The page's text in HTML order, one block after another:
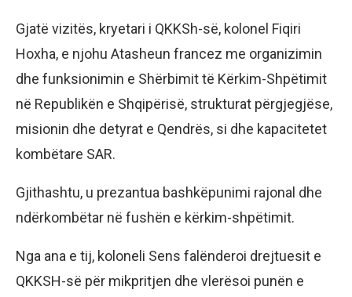
Gjatë vizitës, kryetari i QKKSh-së, kolonel Fiqiri
Hoxha, e njohu Atasheun francez me organizimin
dhe funksionimin e Shërbimit të Kërkim-Shpëtimit
në Republikën e Shqipërisë, strukturat përgjegjëse,
misionin dhe detyrat e Qendrës, si dhe kapacitetet
kombëtare SAR.
Gjithashtu, u prezantua bashkëpunimi rajonal dhe
ndërkombëtar në fushën e kërkim-shpëtimit.
Nga ana e tij, koloneli Sens falënderoi drejtuesit e
QKKSH-së për mikpritjen dhe vlerësoi punën e